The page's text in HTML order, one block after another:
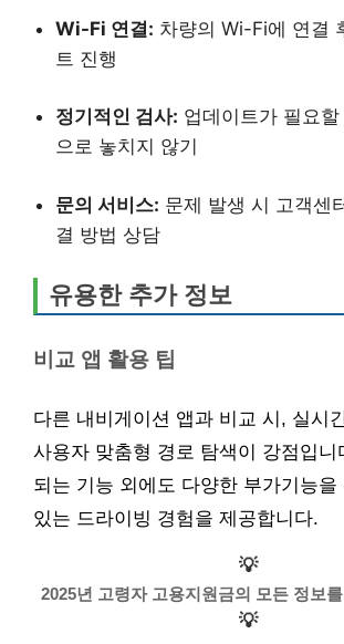
Wi-Fi 연결: 차량의 Wi-Fi에 연결
트 진행
정기적인 검사: 업데이트가 필요
으로 놓치지 않기
문의 서비스: 문제 발생 시 고객센
결 방법 상담
유용한 추가 정보
비교 앱 활용 팁
다른 내비게이션 앱과 비교 시, 실시
사용자 맞춤형 경로 탐색이 강점입니
되는 기능 외에도 다양한 부가기능을
있는 드라이빙 경험을 제공합니다.
💡
2025년 고령자 고용지원금의 모든 정보
💡